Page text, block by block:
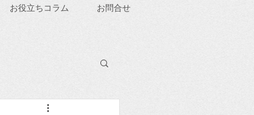
お役立ちコラム お問合せ